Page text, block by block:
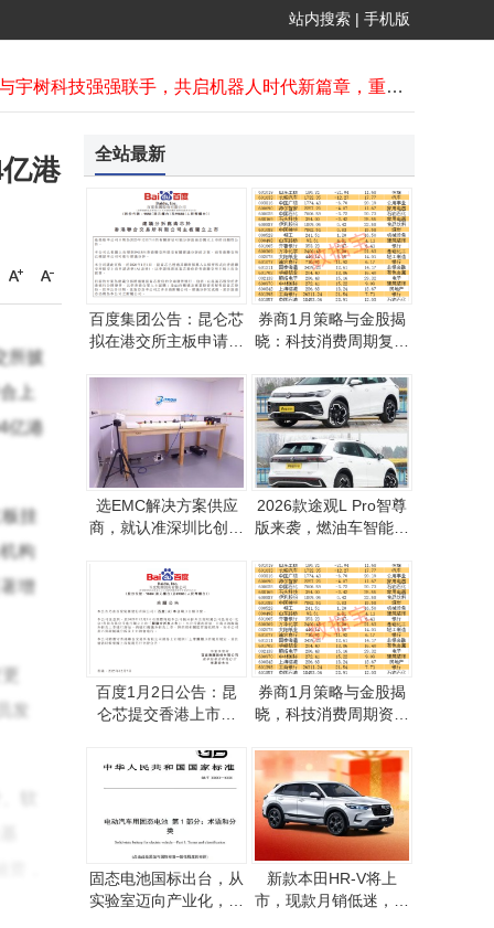
站内搜索 | 手机版
中国“人造太阳”取得新突破 证实密度自由区助力核聚变高密度运行
券商1月策略与金股揭晓：科技消费领衔，低估值潜力股受关注
券商1月策略与金股揭晓，科技消费周期资源板块成布局热点
百度拟分拆昆仑芯赴港上市 外部客户占比四成营收超十亿
5G芯片大比拼：高通X85参数领先，但日常使用差异难察觉
港
所披
上
亿港
挂
构
增
发
软
全站最新
百度集团公告：昆仑芯
拟在港交所主板申请上
附属公司
券商1月策略与金股揭
晓：科技消费周期复苏
睐
选EMC解决方案供应
商，就认准深圳比创达
心省力
2026款途观L Pro智尊
版来袭，燃油车智能化
位？
百度1月2日公告：昆
仑芯提交香港上市申
券商1月策略与金股揭
晓，科技消费周期资源
固态电池国标出台，从
实验室迈向产业化，多
新款本田HR-V将上
市，现款月销低迷，若